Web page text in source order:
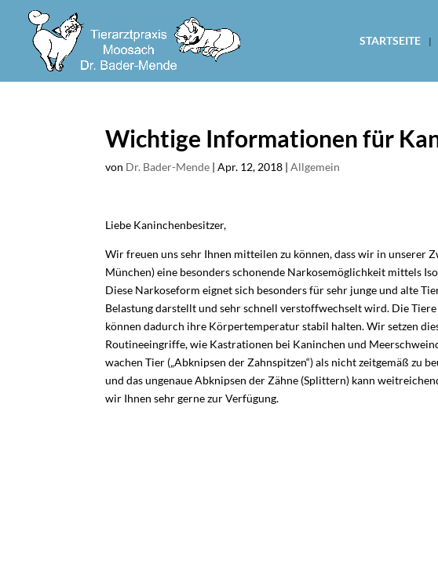
STARTSEITE
Wichtige Informationen für
von Dr. Bader-Mende |Apr. 12, 2018 |Allgemein
Liebe Kaninchenbesitzer,
Wir freuen uns sehr Ihnen mitteilen zu können, dass wir in unserer
München) eine besonders schonende Narkosemöglichkeit mittels
Diese Narkoseform eignet sich besonders für sehr junge und alte
Belastung darstellt und sehr schnell verstoffwechselt wird. Die
können dadurch ihre Körpertemperatur stabil halten. Wir setzen
Routineeingriffe, wie Kastrationen bei Kaninchen und
wachen Tier („Abknipsen der Zahnspitzen“) als nicht zeitgemäß
und das ungenaue Abknipsen der Zähne (Splittern) kann
wir Ihnen sehr gerne zur Verfügung.